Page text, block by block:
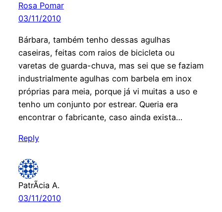
Rosa Pomar
03/11/2010
Bárbara, também tenho dessas agulhas
caseiras, feitas com raios de bicicleta ou
varetas de guarda-chuva, mas sei que se faziam
industrialmente agulhas com barbela em inox
próprias para meia, porque já vi muitas a uso e
tenho um conjunto por estrear. Queria era
encontrar o fabricante, caso ainda exista…
Reply
PatrÃ­cia A.
03/11/2010